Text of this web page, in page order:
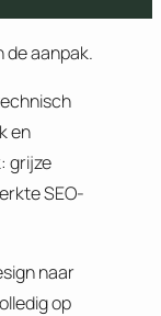
de aanpak.
en
grijze
SEO-
naar
op